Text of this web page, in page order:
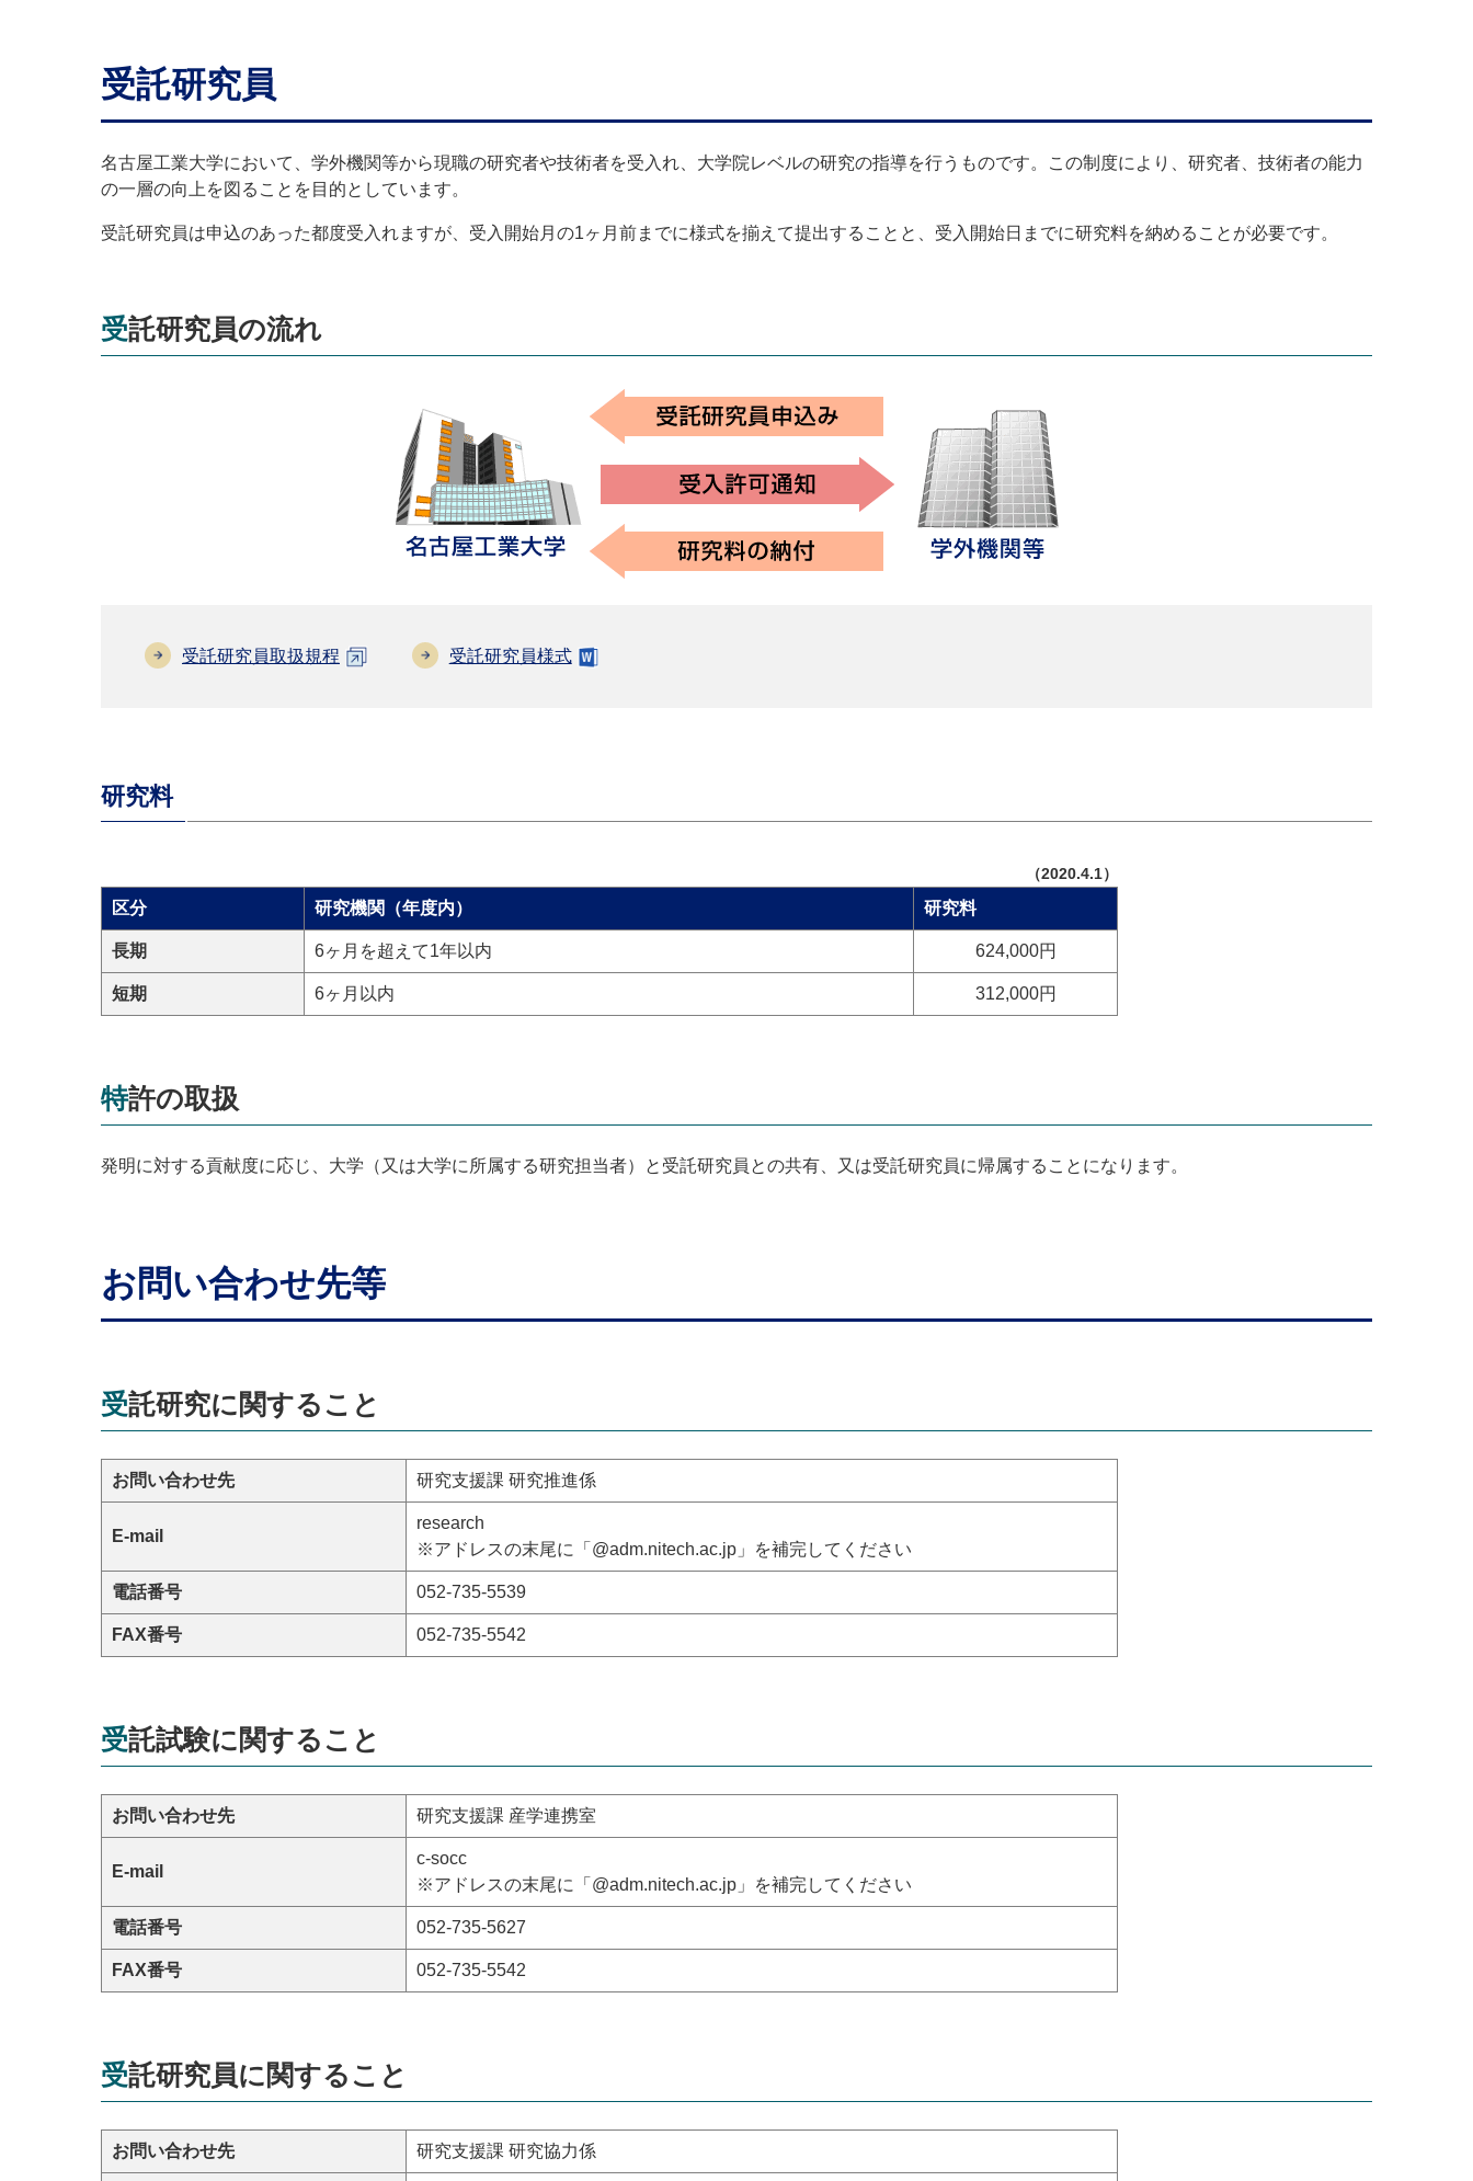
受託研究員
名古屋工業大学において、学外機関等から現職の研究者や技術者を受入れ、大学院レベルの研究の指導を行うものです。この制度により、研究者、技術者の能力
の一層の向上を図ることを目的としています。
受託研究員は申込のあった都度受入れますが、受入開始月の1ヶ月前までに様式を揃えて提出することと、受入開始日までに研究料を納めることが必要です。
受託研究員の流れ
受託研究員取扱規程 受託研究員様式
研究料
（2020.4.1）
区分 研究機関（年度内） 研究料
長期 6ヶ月を超えて1年以内 624,000円
短期 6ヶ月以内 312,000円
特許の取扱
発明に対する貢献度に応じ、大学（又は大学に所属する研究担当者）と受託研究員との共有、又は受託研究員に帰属することになります。
お問い合わせ先等
受託研究に関すること
お問い合わせ先 研究支援課 研究推進係
E-mail
research
※アドレスの末尾に「@adm.nitech.ac.jp」を補完してください
電話番号 052-735-5539
FAX番号 052-735-5542
受託試験に関すること
お問い合わせ先 研究支援課 産学連携室
E-mail
c-socc
※アドレスの末尾に「@adm.nitech.ac.jp」を補完してください
電話番号 052-735-5627
FAX番号 052-735-5542
受託研究員に関すること
お問い合わせ先 研究支援課 研究協力係